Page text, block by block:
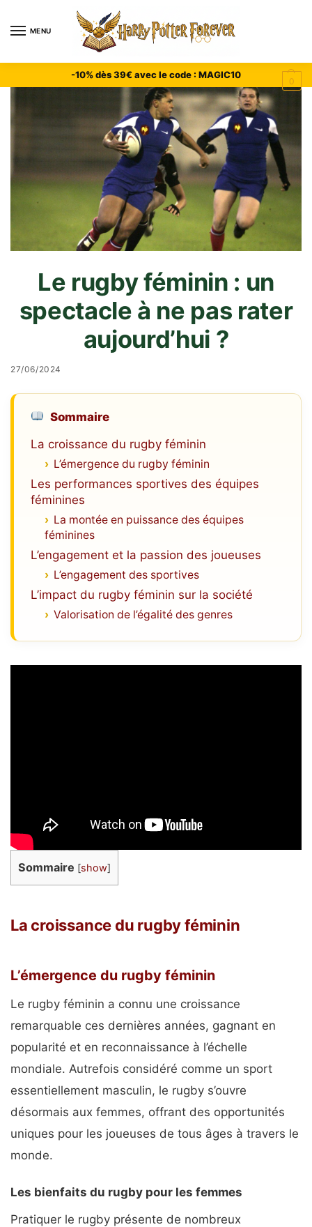
MENU
0
-10% dès 39€ avec le code : MAGIC10
Le rugby féminin : un
spectacle à ne pas rater
aujourd’hui ?
27/06/2024
Sommaire
La croissance du rugby féminin
L’émergence du rugby féminin
Les performances sportives des équipes
féminines
La montée en puissance des équipes
féminines
L’engagement et la passion des joueuses
L’engagement des sportives
L’impact du rugby féminin sur la société
Valorisation de l’égalité des genres
Sommaire [show]
La croissance du rugby féminin
L’émergence du rugby féminin
Le rugby féminin a connu une croissance
remarquable ces dernières années, gagnant en
popularité et en reconnaissance à l’échelle
mondiale. Autrefois considéré comme un sport
essentiellement masculin, le rugby s’ouvre
désormais aux femmes, offrant des opportunités
uniques pour les joueuses de tous âges à travers le
monde.
Les bienfaits du rugby pour les femmes
Pratiquer le rugby présente de nombreux